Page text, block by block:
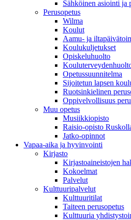
Sähköinen asiointi ja
Perusopetus
Wilma
Koulut
Aamu- ja
Koulukuljetukset
Opiskeluhuolto
Opetussuunnitelma
Sijoitetun lapsen
Ruotsinkielinen
Oppivelvollisuus
Muu opetus
Musiikkiopisto
Raisio-opisto
Jatko-opinnot
Vapaa-aika ja hyvinvointi
Kirjasto
Kirjastoaineistojen
Kokoelmat
Palvelut
Kulttuuripalvelut
Kulttuuritilat
Taiteen perusopetus
Kulttuuria